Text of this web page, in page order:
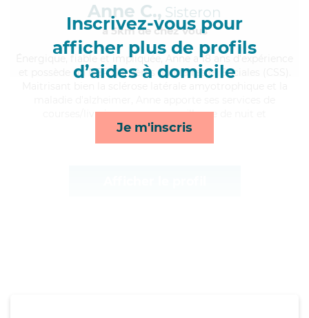
Inscrivez-vous pour
afficher plus de profils
d’aides à domicile
Je m'inscris
Anne C., Sisteron
à 5km de chez Vous
, fiable et impliquée, Anne a 18 ans d'expérience
et possède un BEP Carrières Sanitaires et Sociales (CSS).
courses/livraison, repas, surveillance de nuit et
lessive/repassage*